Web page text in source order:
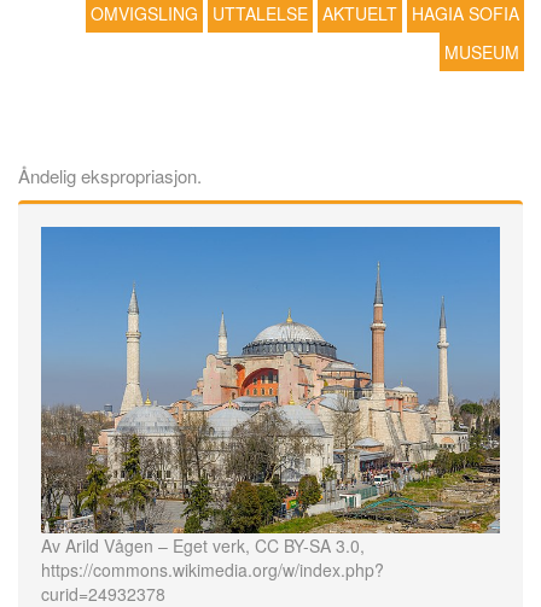
OMVIGSLING
UTTALELSE AKTUELT
HAGIA SOFIA
MUSEUM
Åndelig ekspropriasjon.
Av Arild Vågen – Eget verk, CC BY-SA 3.0,
https://commons.wikimedia.org/w/index.php?
curid=24932378